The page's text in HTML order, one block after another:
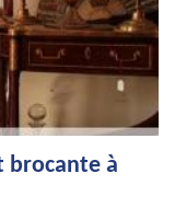
brocante à